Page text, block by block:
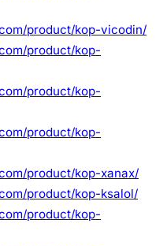
product/kop-vicodin/
product/kop-
product/kop-
product/kop-
product/kop-xanax/
product/kop-ksalol/
product/kop-